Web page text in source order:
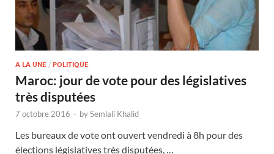
A LA UNE / POLITIQUE
Maroc: jour de vote pour des législatives
très disputées
7 octobre 2016 - bySemlali Khalid
Les bureaux de vote ont ouvert vendredi à 8h pour des
élections législatives très disputées, …